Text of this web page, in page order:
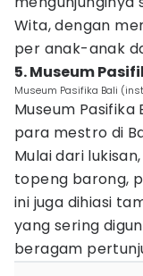
Wita, dengan
per anak-anak
5. Museum
Museum Pasifika Bali
Museum
para mestro di
Mulai dari
topeng barong,
ini juga dihiasi
yang sering
beragam